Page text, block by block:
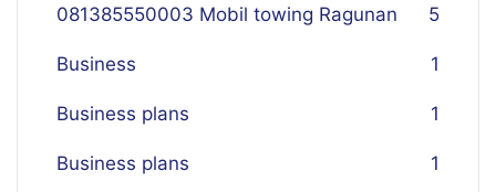
081385550003 Mobil towing Ragunan 5
Business 1
Business plans 1
Business plans 1